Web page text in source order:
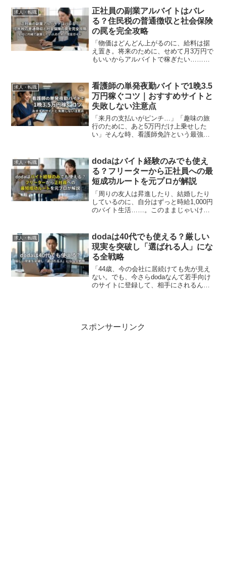
暇つぶし」で終わっていました。しか
し、今の時代、その「スキマ時間...
求人・転職
正社員の副業アルバイトはバレ
る？住民税の普通徴収と社会保険
の罠を完全攻略
「物価はどんどん上がるのに、給料は据
え置き。将来のために、せめて月3万円で
もいいからアルバイトで稼ぎたい……」
たへ。その不安、痛いほどよくわかりま
す。かつて人事担当と...
求人・転職
看護師の単発夜勤バイトで1晩3.5
万円稼ぐコツ｜おすすめサイトと
失敗しない注意点
「来月の支払いがピンチ…」「趣味の旅
行のために、あと5万円だけ上乗せした
い」そんな時、看護師免許という最強の
報酬は魅力的ですが、「初めての病院で
動けるかな？」「...
求人・転職
dodaはバイト経験のみでも使え
る？フリーターから正社員への最
短成功ルートを元プロが解説
「周りの友人は昇進したり、結婚したり
しているのに、自分はずっと時給1,000円
のバイト生活……。このままじゃいけな
月のシフト、もっと入れない？」と頼ま
れ、便利屋のように...
求人・転職
dodaは40代でも使える？厳しい
現実を突破し「選ばれる人」にな
る全戦略
「44歳、今の会社に居続けても先が見え
ない。でも、今さらdodaなんて若手向け
のサイトに登録して、相手にされるんだ
スポンサーリンク